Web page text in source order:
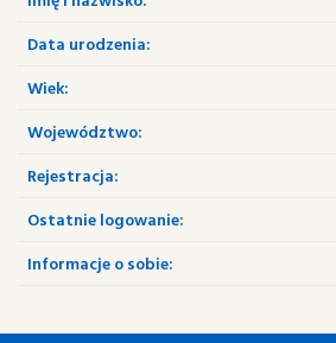
Data urodzenia:
Wiek:
Województwo:
Rejestracja:
Ostatnie logowanie:
Informacje o sobie: